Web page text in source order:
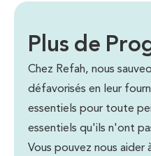
Plus de
Chez Refah, nous
défavorisés en leur
essentiels pour toute
essentiels qu'ils n'ont
Vous pouvez nous